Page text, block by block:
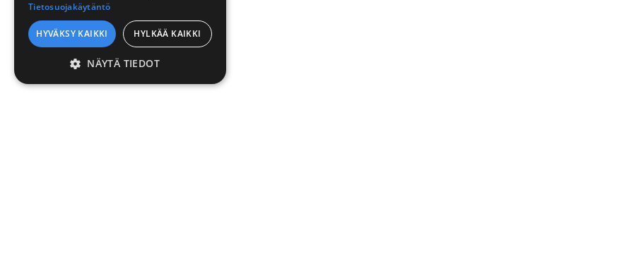
Tietosuojakäytäntö
HYVÄKSY KAIKKI HYLKÄÄ KAIKKI
NÄYTÄ TIEDOT
EHDOTTOMASTI